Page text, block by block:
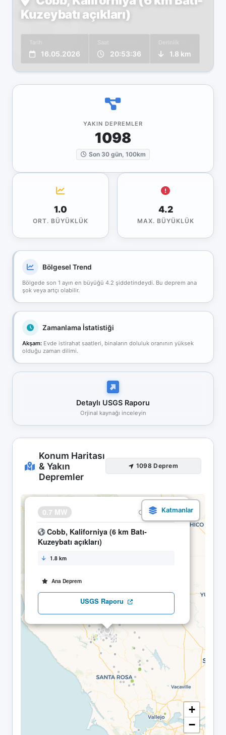
Kuzeybatı açıkları)
Tarih
16.05.2026
Saat
20:53:36
Derinlik
1.8 km
YAKIN DEPREMLER
1098
Son 30 gün, 100km
1.0
ORT. BÜYÜKLÜK
4.2
MAX. BÜYÜKLÜK
Bölgesel Trend
Bölgede son 1 ayın en büyüğü 4.2 şiddetindeydi. Bu deprem ana
şok veya artçı olabilir.
Zamanlama İstatistiği
Akşam: Evde istirahat saatleri, binaların doluluk oranının yüksek
olduğu zaman dilimi.
Detaylı USGS Raporu
Orjinal kaynağı inceleyin
Konum Haritası
& Yakın
Depremler
1098 Deprem
0.7 MW 16.05 20:53
Cobb, Kaliforniya (6 km Batı-
Kuzeybatı açıkları)
1.8 km
Ana Deprem
USGS Raporu
×
+
−